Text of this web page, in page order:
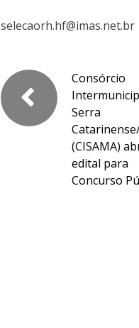
selecaorh.hf@imas.net.br
Consórcio
Serra
(CISAMA)
edital para
Concurso